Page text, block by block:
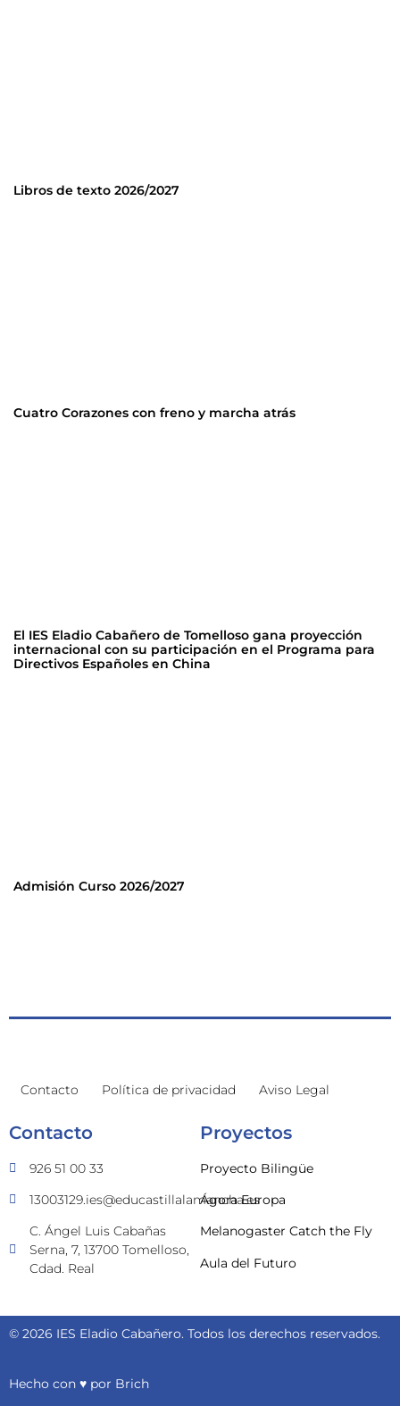
Libros de texto 2026/2027
Cuatro Corazones con freno y marcha atrás
El IES Eladio Cabañero de Tomelloso gana proyección
internacional con su participación en el Programa para
Directivos Españoles en China
Admisión Curso 2026/2027
Contacto Política de privacidad Aviso Legal
Contacto
926 51 00 33
13003129.ies@educastillalamancha.es
C. Ángel Luis Cabañas
Serna, 7, 13700 Tomelloso,
Cdad. Real
Proyectos
Proyecto Bilingüe
Ágora Europa
Melanogaster Catch the Fly
Aula del Futuro
© 2026 IES Eladio Cabañero. Todos los derechos reservados.
Hecho con ♥ por Brich